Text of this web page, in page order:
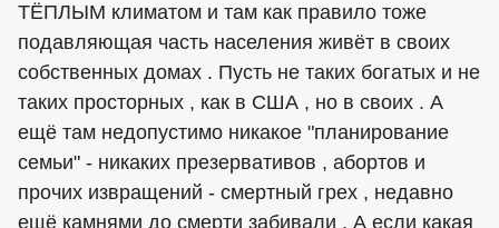
ТЁПЛЫМ климатом и там как правило тоже
подавляющая часть населения живёт в своих
собственных домах . Пусть не таких богатых и не
таких просторных , как в США , но в своих . А
ещё там недопустимо никакое "планирование
семьи" - никаких презервативов , абортов и
прочих извращений - смертный грех , недавно
ещё камнями до смерти забивали . А если какая